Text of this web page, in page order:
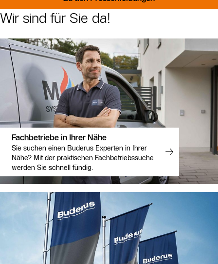
Wir sind für Sie da!
Fachbetriebe in Ihrer Nähe
Sie suchen einen Buderus Experten in Ihrer
Nähe? Mit der praktischen Fachbetriebssuche
werden Sie schnell fündig.